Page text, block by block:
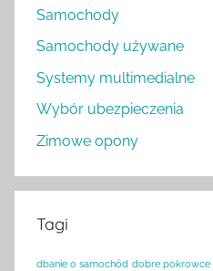
Samochody
Samochody używane
Systemy multimedialne
Wybór ubezpieczenia
Zimowe opony
Tagi
dbanie o samochód dobre pokrowce